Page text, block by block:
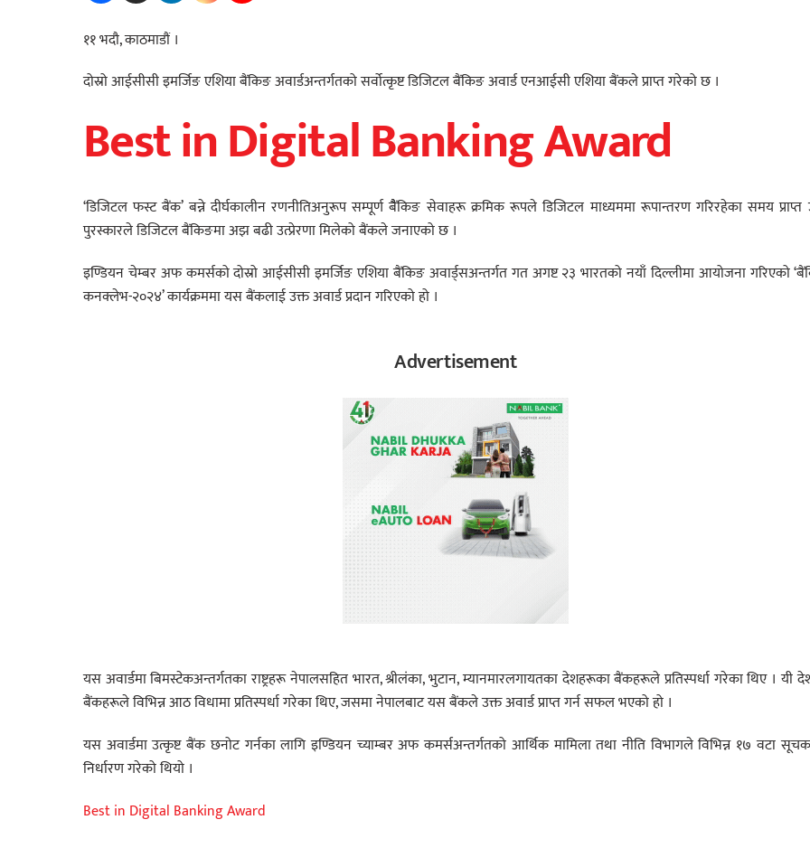
११ भदौ, काठमाडौं ।
दोस्रो आईसीसी इमर्जिङ एशिया बैंकिङ अवार्डअन्तर्गतको सर्वोत्कृष्ट डिजिटल बैंकिङ अवार्ड एनआईसी एशिया बैंकले प्राप्त गरेको छ ।
Best in Digital Banking Award
‘डिजिटल फस्ट बैंक’ बन्ने दीर्घकालीन रणनीतिअनुरूप सम्पूर्ण बैैंकिङ सेवाहरू क्रमिक रूपले डिजिटल माध्यममा रूपान्तरण गरिरहेका समय प्राप्त
पुरस्कारले डिजिटल बैंकिङमा अझ बढी उत्प्रेरणा मिलेको बैंकले जनाएको छ ।
इण्डियन चेम्बर अफ कमर्सको दोस्रो आईसीसी इमर्जिङ एशिया बैंकिङ अवार्ड्सअन्तर्गत गत अगष्ट २३ भारतको नयाँ दिल्लीमा आयोजना गरिएको
कनक्लेभ-२०२४’ कार्यक्रममा यस बैंकलाई उक्त अवार्ड प्रदान गरिएको हो ।
Advertisement
यस अवार्डमा बिमस्टेकअन्तर्गतका राष्ट्रहरू नेपालसहित भारत, श्रीलंका, भुटान, म्यानमारलगायतका देशहरूका बैंकहरूले प्रतिस्पर्धा गरेका थिए । यी
बैंकहरूले विभिन्न आठ विधामा प्रतिस्पर्धा गरेका थिए, जसमा नेपालबाट यस बैंकले उक्त अवार्ड प्राप्त गर्न सफल भएको हो ।
यस अवार्डमा उत्कृष्ट बैंक छनोट गर्नका लागि इण्डियन च्याम्बर अफ कमर्सअन्तर्गतको आर्थिक मामिला तथा नीति विभागले विभिन्न १७ वटा
निर्धारण गरेको थियो ।
Best in Digital Banking Award